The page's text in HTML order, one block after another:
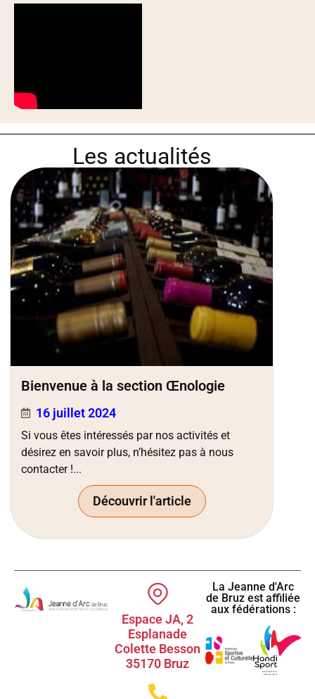
Les actualités
Bienvenue à la section Œnologie
16 juillet 2024
Si vous êtes intéressés par nos activités et
désirez en savoir plus, n’hésitez pas à nous
contacter !...
Découvrir l'article
Espace JA, 2
Esplanade
Colette Besson
35170 Bruz
La Jeanne d'Arc
de Bruz est affiliée
aux fédérations :